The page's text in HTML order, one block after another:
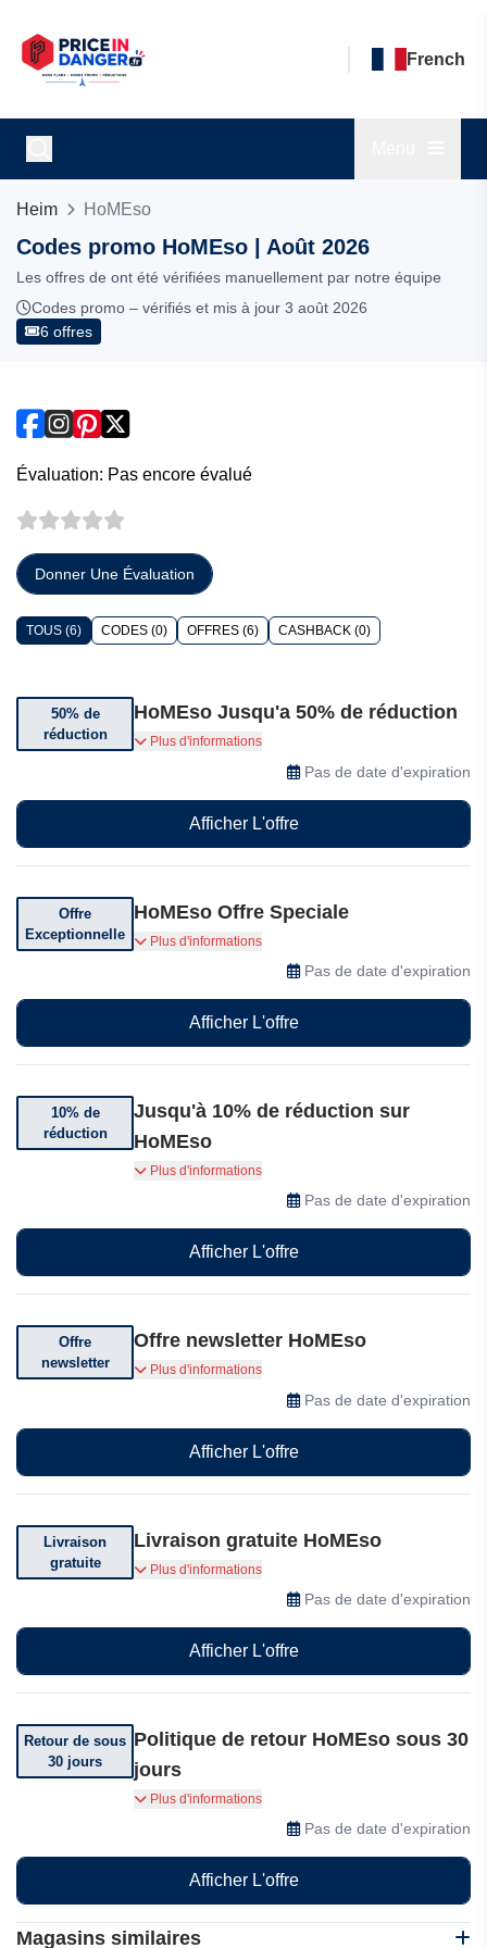
French
Heim HoMEso
Codes promo HoMEso | Août 2026
Les offres de ont été vérifiées manuellement par notre équipe
Codes promo – vérifiés et mis à jour 3 août 2026
6 offres
Magasins similaires
Évaluation: Pas encore évalué
Donner Une Évaluation
TOUS (6) CODES (0) OFFRES (6) CASHBACK (0)
50% de
réduction
HoMEso Jusqu'a 50% de réduction
Bénéficiez jusqu'à 50% de réduction sur une
Plus d'informations
Pas de date d'expiration
Afficher L'offre
Offre
Exceptionnelle
HoMEso Offre Speciale
Profitez d'offres exceptionnelles chez HoMEso
Plus d'informations
Pas de date d'expiration
Afficher L'offre
10% de
réduction
Jusqu'à 10% de réduction sur
HoMEso
Abonnez-vous et bénéficiez de 10% de
réduction sur votre commande
Plus d'informations
Pas de date d'expiration
Afficher L'offre
Offre
newsletter
Offre newsletter HoMEso
Inscrivez-vous et recevez les dernières offres et
Plus d'informations
Pas de date d'expiration
Afficher L'offre
Livraison
gratuite
Livraison gratuite HoMEso
Livraison offerte dès 150 euros d'achat
Plus d'informations
Pas de date d'expiration
Afficher L'offre
Retour de sous
30 jours
Politique de retour HoMEso sous 30
jours
Vous pouvez retourner votre commande dans
les 30 jours suivant sa réception.
Plus d'informations
Pas de date d'expiration
Afficher L'offre